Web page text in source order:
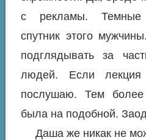
с рекламы. Темные
спутник этого
подглядывать за
людей. Если лекция
послушаю. Тем
была на подобной.
Даша же никак не